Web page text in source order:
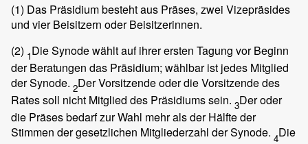
(1) Das Präsidium besteht aus Präses, zwei Vizepräsides
und vier Beisitzern oder Beisitzerinnen.
(2) 1Die Synode wählt auf ihrer ersten Tagung vor Beginn
der Beratungen das Präsidium; wählbar ist jedes Mitglied
der Synode. 2Der Vorsitzende oder die Vorsitzende des
Rates soll nicht Mitglied des Präsidiums sein. 3Der oder
die Präses bedarf zur Wahl mehr als der Hälfte der
Stimmen der gesetzlichen Mitgliederzahl der Synode. 4Die